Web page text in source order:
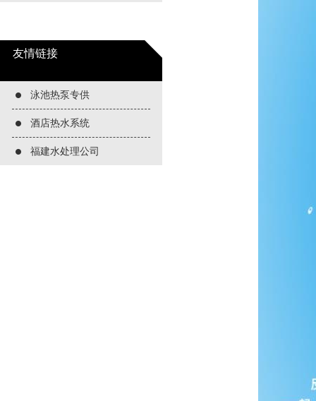
友情链接
泳池热泵专供
酒店热水系统
福建水处理公司